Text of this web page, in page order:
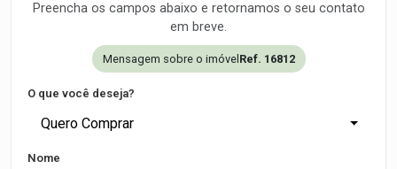
Preencha os campos abaixo e retornamos o seu contato
em breve.
Mensagem sobre o imóvel Ref. 16812
O que você deseja?
Quero Comprar
Nome